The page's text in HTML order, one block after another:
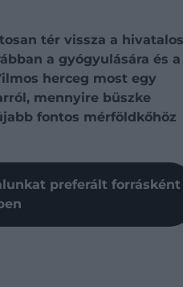
tér vissza a hivatalos
a gyógyulására és a
herceg most egy
mennyire büszke
fontos mérföldkőhöz
preferált forrásként